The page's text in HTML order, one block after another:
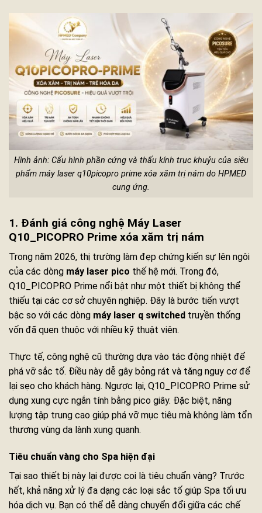
Hình ảnh: Cấu hình phần cứng và thấu kính trục khuỷu của siêu
phẩm máy laser q10picopro prime xóa xăm trị nám do HPMED
cung ứng.
1. Đánh giá công nghệ Máy Laser
Q10_PICOPRO Prime xóa xăm trị nám
Trong năm 2026, thị trường làm đẹp chứng kiến sự lên ngôi
của các dòng máy laser pico thế hệ mới. Trong đó,
Q10_PICOPRO Prime nổi bật như một thiết bị không thể
thiếu tại các cơ sở chuyên nghiệp. Đây là bước tiến vượt
bậc so với các dòng máy laser q switched truyền thống
vốn đã quen thuộc với nhiều kỹ thuật viên.
Thực tế, công nghệ cũ thường dựa vào tác động nhiệt để
phá vỡ sắc tố. Điều này dễ gây bỏng rát và tăng nguy cơ để
lại sẹo cho khách hàng. Ngược lại, Q10_PICOPRO Prime sử
dụng xung cực ngắn tính bằng pico giây. Đặc biệt, năng
lượng tập trung cao giúp phá vỡ mục tiêu mà không làm tổn
thương vùng da lành xung quanh.
Tiêu chuẩn vàng cho Spa hiện đại
Tại sao thiết bị này lại được coi là tiêu chuẩn vàng? Trước
hết, khả năng xử lý đa dạng các loại sắc tố giúp Spa tối ưu
hóa dịch vụ. Bạn có thể dễ dàng chuyển đổi giữa các chế